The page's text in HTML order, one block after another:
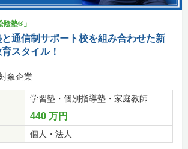
陰塾®」
通信制サポート校を組み合わせた新
スタイル！
象企業
学習塾・個別指導塾・家庭教師
440 万円
個人・法人